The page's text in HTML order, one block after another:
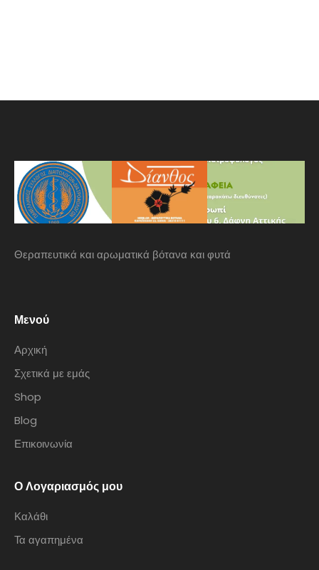
Θεραπευτικά και αρωματικά βότανα και φυτά
Μενού
Αρχική
Σχετικά με εμάς
Shop
Blog
Επικοινωνία
Ο Λογαριασμός μου
Καλάθι
Τα αγαπημένα